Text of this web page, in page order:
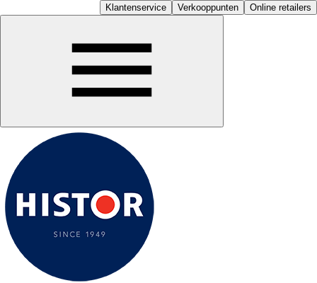
Klantenservice Verkooppunten Online retailers